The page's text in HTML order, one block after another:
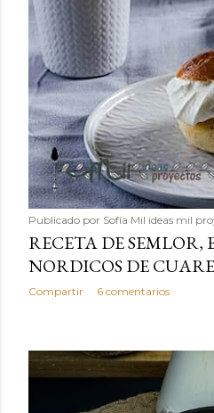
Publicado por Sofía Mil ideas mil
RECETA DE SEMLOR,
NORDICOS DE
Compartir 6 comentarios